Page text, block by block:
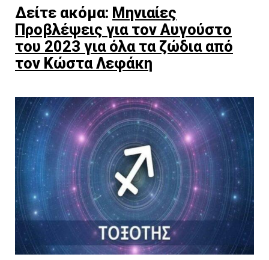
Δείτε ακόμα: Μηνιαίες
Προβλέψεις για τον Αυγούστο
του 2023 για όλα τα ζώδια από
τον Κώστα Λεφάκη